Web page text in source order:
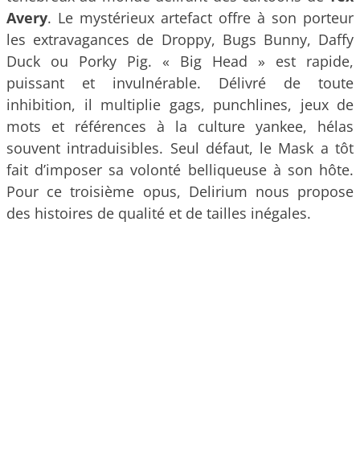
Avery. Le mystérieux artefact offre à son porteur
les extravagances de Droppy, Bugs Bunny, Daffy
Duck ou Porky Pig. « Big Head » est rapide,
puissant et invulnérable. Délivré de toute
inhibition, il multiplie gags, punchlines, jeux de
mots et références à la culture yankee, hélas
souvent intraduisibles. Seul défaut, le Mask a tôt
fait d’imposer sa volonté belliqueuse à son hôte.
Pour ce troisième opus, Delirium nous propose
des histoires de qualité et de tailles inégales.